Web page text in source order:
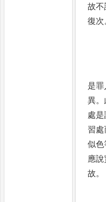
故不
復次
是罪
異。
處
習處
似色
應
故。